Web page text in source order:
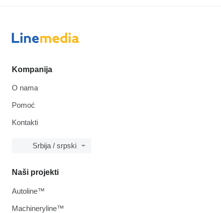
Kompanija
O nama
Pomoć
Kontakti
Srbija / srpski
Naši projekti
Autoline™
Machineryline™